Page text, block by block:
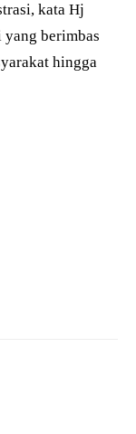
kata Hj
berimbas
hingga